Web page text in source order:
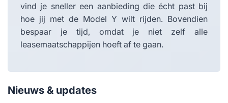
vind je sneller een aanbieding die écht past bij
hoe jij met de Model Y wilt rijden. Bovendien
bespaar je tijd, omdat je niet zelf alle
leasemaatschappijen hoeft af te gaan.
Nieuws & updates